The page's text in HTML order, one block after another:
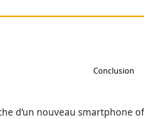
Conclusion
d’un nouveau smartphone